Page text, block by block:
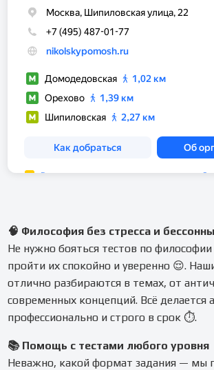
🧠 Философия без стресса и
Не нужно бояться тестов по
пройти их спокойно и уверенно 😌.
отлично разбираются в темах, от
современных концепций. Всё делается
профессионально и строго в срок ⏱.
📚 Помощь с тестами любого уровня
Неважно, какой формат задания — мы